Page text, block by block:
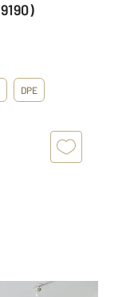
DPE